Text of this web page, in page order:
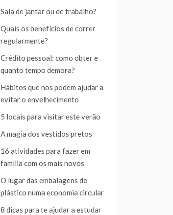
Sala de jantar ou de trabalho?
Quais os benefícios de correr
regularmente?
Crédito pessoal: como obter e
quanto tempo demora?
Hábitos que nos podem ajudar a
evitar o envelhecimento
5 locais para visitar este verão
A magia dos vestidos pretos
16 atividades para fazer em
família com os mais novos
O lugar das embalagens de
plástico numa economia circular
8 dicas para te ajudar a estudar